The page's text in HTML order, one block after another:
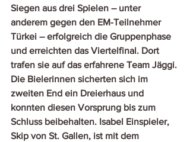
Siegen aus drei Spielen – unter
anderem gegen den EM-Teilnehmer
Türkei – erfolgreich die Gruppenphase
und erreichten das Viertelfinal. Dort
trafen sie auf das erfahrene Team Jäggi.
Die Bielerinnen sicherten sich im
zweiten End ein Dreierhaus und
konnten diesen Vorsprung bis zum
Schluss beibehalten. Isabel Einspieler,
Skip von St. Gallen, ist mit dem